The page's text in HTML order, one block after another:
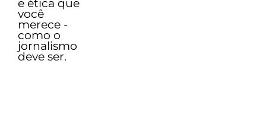
e ética que
você
merece -
como o
jornalismo
deve ser.